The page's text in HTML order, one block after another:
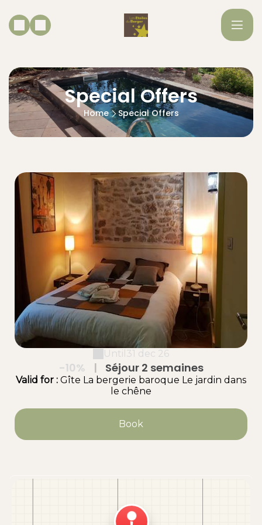
Special Offers
Home Special Offers
Until 31 dec 26
-10% | Séjour 2 semaines
Valid for : Gîte La bergerie baroque Le jardin dans
le chêne
Book